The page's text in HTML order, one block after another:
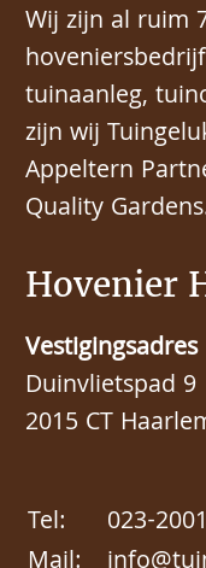
Hovenier
Vestigingsadres
Duinvlietspad 9
2015 CT
Tel:
023-
Wij zijn al ruim
tuinaanleg,
zijn wij
Appeltern
Quality